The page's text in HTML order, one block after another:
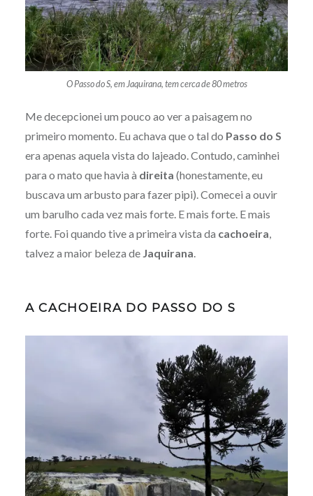
O Passo do S, em Jaquirana, tem cerca de 80 metros
Me decepcionei um pouco ao ver a paisagem no
primeiro momento. Eu achava que o tal do Passo do S
era apenas aquela vista do lajeado. Contudo, caminhei
para o mato que havia à direita (honestamente, eu
buscava um arbusto para fazer pipi). Comecei a ouvir
um barulho cada vez mais forte. E mais forte. E mais
forte. Foi quando tive a primeira vista da cachoeira,
talvez a maior beleza de Jaquirana.
A CACHOEIRA DO PASSO DO S